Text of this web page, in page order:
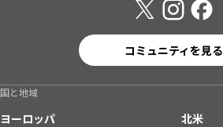
コミュニティを見る
国と地域
ヨーロッパ
北米